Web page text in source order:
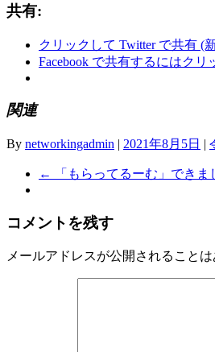
共有:
クリックして Twitter で共有 (
Facebook で共有するにはク
関連
By networkingadmin | 2021年8月5日 |
← 「もらってるーむ」できま
コメントを残す
メールアドレスが公開されることは